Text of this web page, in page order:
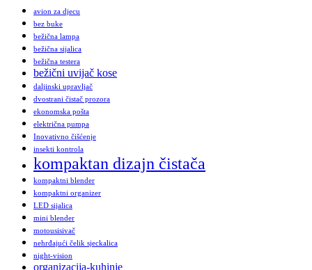
avion za djecu
bez buke
bežična lampa
bežična sijalica
bežična testera
bežični uvijač kose
daljinski upravljač
dvostrani čistač prozora
ekonomska pošta
električna pumpa
Inovativno čišćenje
insekti kontrola
kompaktan dizajn čistača
kompaktni blender
kompaktni organizer
LED sijalica
mini blender
motousisivač
nehrđajući čelik sjeckalica
night-vision
organizacija-kuhinje